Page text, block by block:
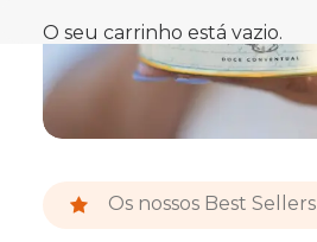
O seu carrinho está vazio.
Os nossos Best Sellers